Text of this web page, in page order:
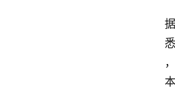
据
悉
，
本